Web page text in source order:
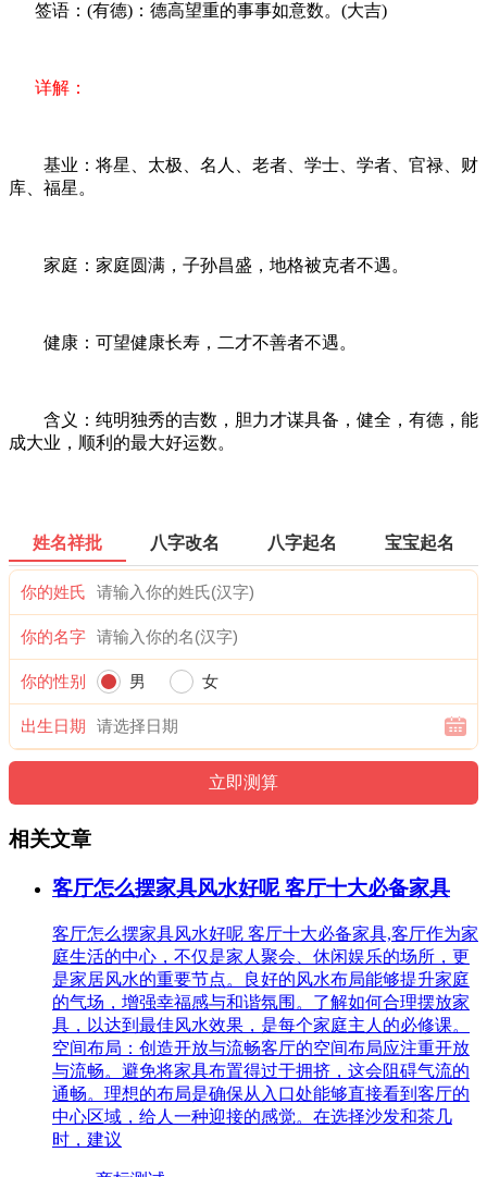
签语：(有德)：德高望重的事事如意数。(大吉)
详解：
基业：将星、太极、名人、老者、学士、学者、官禄、财
库、福星。
家庭：家庭圆满，子孙昌盛，地格被克者不遇。
健康：可望健康长寿，二才不善者不遇。
含义：纯明独秀的吉数，胆力才谋具备，健全，有德，能
成大业，顺利的最大好运数。
姓名祥批 八字改名 八字起名 宝宝起名
你的姓氏
你的名字
你的性别 男 女
出生日期
相关文章
客厅怎么摆家具风水好呢 客厅十大必备家具
客厅怎么摆家具风水好呢 客厅十大必备家具,客厅作为家
庭生活的中心，不仅是家人聚会、休闲娱乐的场所，更
是家居风水的重要节点。良好的风水布局能够提升家庭
的气场，增强幸福感与和谐氛围。了解如何合理摆放家
具，以达到最佳风水效果，是每个家庭主人的必修课。
空间布局：创造开放与流畅客厅的空间布局应注重开放
与流畅。避免将家具布置得过于拥挤，这会阻碍气流的
通畅。理想的布局是确保从入口处能够直接看到客厅的
中心区域，给人一种迎接的感觉。在选择沙发和茶几
时，建议